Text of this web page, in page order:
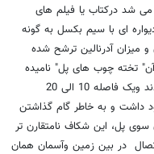
شد درکتاب یا فیلم های
ای با سیم بکسل به گونه
و میزان آدرنالین ترشح شده
تخته چوب های پل" نامیده
شده یکسره نبودند و در طول پل دوپاره می شدند ویک فاصله 10 الی 20
داشت و به خاطر گام گذاشتن
پل، این شکاف نامتقارن تر
در بین زمین وآسمان همان